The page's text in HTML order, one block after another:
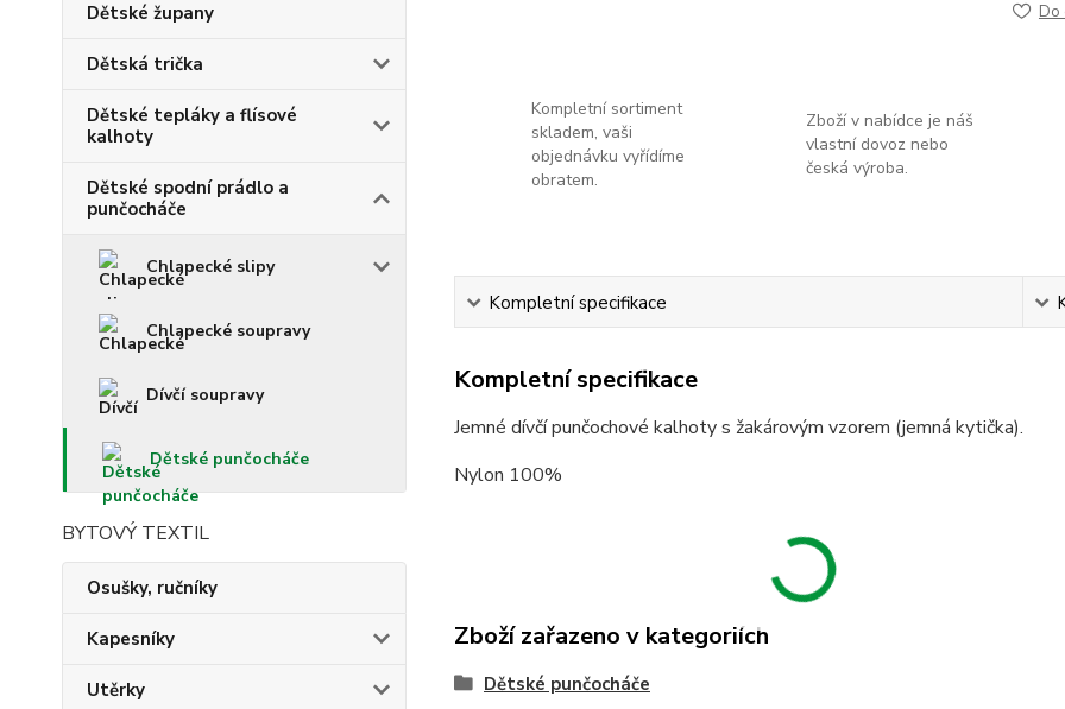
Dětské župany
Dětská trička
Dětské tepláky a flísové
kalhoty
Dětské spodní prádlo a
punčocháče
Chlapecké slipy
Chlapecké soupravy
Dívčí soupravy
Dětské punčocháče
BYTOVÝ TEXTIL
Osušky, ručníky
Kapesníky
Utěrky
Do
Kompletní sortiment
skladem, vaši
objednávku vyřídíme
obratem.
Zboží v nabídce je náš
vlastní dovoz nebo
česká výroba.
Kompletní specifikace
Kompletní specifikace
Jemné dívčí punčochové kalhoty s žakárovým vzorem (jemná kytička).
Nylon 100%
Zboží zařazeno v kategoriích
Dětské punčocháče